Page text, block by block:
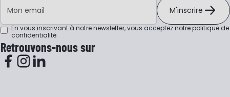
M'inscrire
En vous inscrivant à notre newsletter, vous acceptez notrepolitique de
confidentialité.
Retrouvons-nous sur